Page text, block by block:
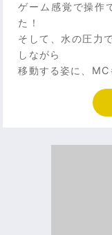
ゲーム感覚で操作
た！
そして、水の圧力
しながら
移動する姿に、MC